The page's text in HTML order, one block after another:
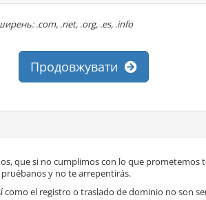
.com, .net, .org, .es, .info
Продовжувати
que si no cumplimos con lo que
y no te arrepentirás.
como el registro o traslado de dominio no son